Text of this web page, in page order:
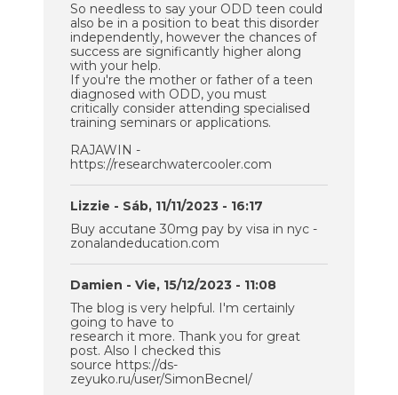
So needless to say your ODD teen could
also be in a position to beat this disorder
independently, however the chances of
success are significantly higher along
with your help.
If you're the mother or father of a teen
diagnosed with ODD, you must
critically consider attending specialised
training seminars or applications.
RAJAWIN -
https://researchwatercooler.com
Lizzie - Sáb, 11/11/2023 - 16:17
Buy accutane 30mg pay by visa in nyc -
zonalandeducation.com
Damien - Vie, 15/12/2023 - 11:08
The blog is very helpful. I'm certainly
going to have to
research it more. Thank you for great
post. Also I checked this
source https://ds-
zeyuko.ru/user/SimonBecnel/